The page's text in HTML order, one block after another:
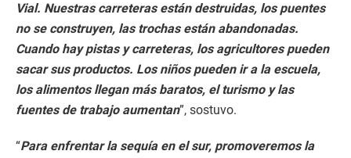
Vial. Nuestras carreteras están destruidas, los puentes
no se construyen, las trochas están abandonadas.
Cuando hay pistas y carreteras, los agricultores pueden
sacar sus productos. Los niños pueden ir a la escuela,
los alimentos llegan más baratos, el turismo y las
fuentes de trabajo aumentan”, sostuvo.
“Para enfrentar la sequía en el sur, promoveremos la